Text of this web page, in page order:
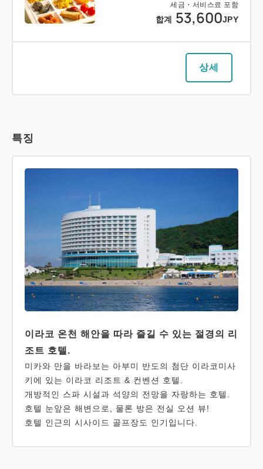
세금・서비스료 포함
합계 53,600JPY
상세
특징
이라코 온천 해안을 따라 즐길 수 있는 절경의 리
조트 호텔.
미카와 만을 바라보는 아부미 반도의 첨단 이라코미사
키에 있는 이라코 리조트 & 컨벤션 호텔.
개방적인 스파 시설과 석양의 전망을 자랑하는 호텔.
호텔 눈앞은 해변으로, 물론 방은 전실 오션 뷰!
호텔 인근의 시사이드 골프장도 인기입니다.